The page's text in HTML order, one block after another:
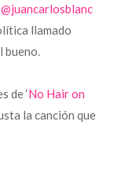
@juancarlosblanc
llamado
bueno.
de ‘No Hair on
la canción que